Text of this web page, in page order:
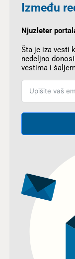
Između
Njuzleter
Šta je iza vesti
nedeljno
vestima i